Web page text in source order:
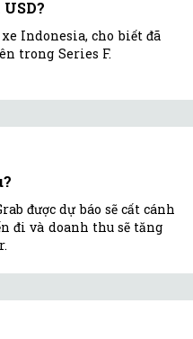
Indonesia, cho biết đã
trong Series F.
được dự báo sẽ cất cánh
đi và doanh thu sẽ tăng